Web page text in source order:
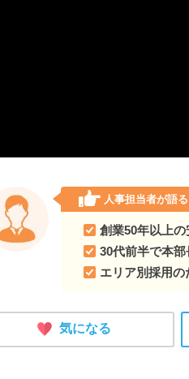
人事担当者が語る
創業50年以上
30代前半で本
エリア別採用
気になる